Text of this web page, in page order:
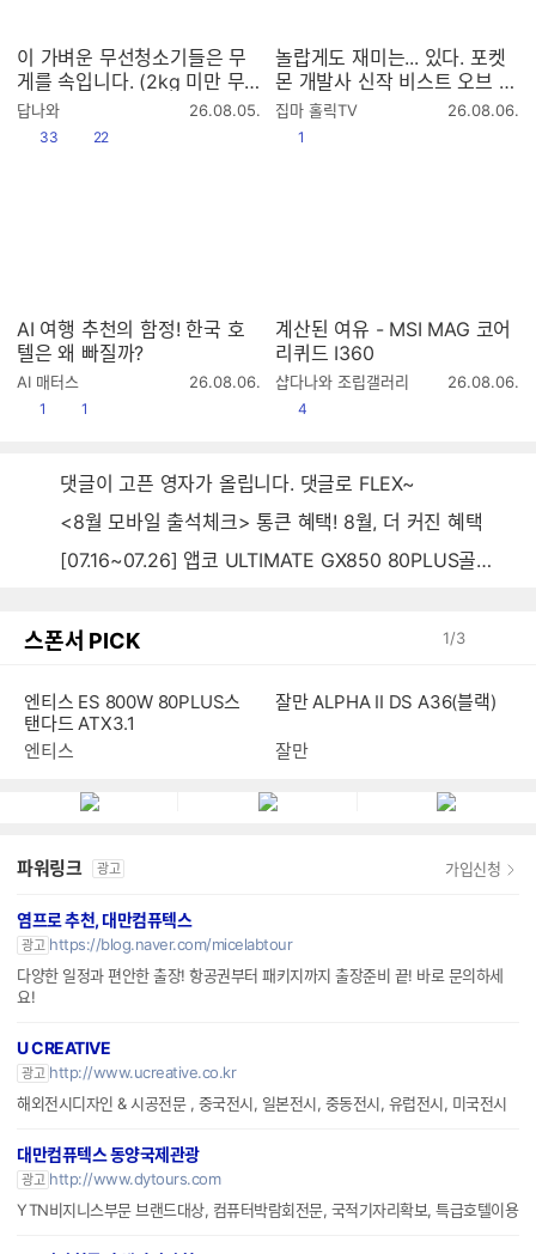
이 가벼운 무선청소기들은 무
게를 속입니다. (2kg 미만 무
선청소기 9종 테스트 1편)
답나와
작
26.08.05.
공감
33 댓글수
22
놀랍게도 재미는... 있다. 포켓
몬 개발사 신작 비스트 오브 리
인카네이션 리뷰
집마 홀릭TV
작
26.08.06.
1
AI 여행 추천의 함정! 한국 호
텔은 왜 빠질까?
AI 매터스
작
26.08.06.
1 1
계산된 여유 - MSI MAG 코어
리퀴드 I360
샵다나와 조립갤러리
작
26.08.06.
공감
4
댓글이 고픈 영자가 올립니다. 댓글로 FLEX~
<8월 모바일 출석체크> 통큰 혜택! 8월, 더 커진 혜택
[07.16~07.26] 앱코 ULTIMATE GX850 80PLUS골드 풀모듈러 ATX3.0 블랙
스폰서 PICK 1/3
엔티스 ES 800W 80PLUS스
탠다드 ATX3.1
엔티스
잘만 ALPHA II DS A36(블랙)
잘만
파워링크 광고 가입신청
염프로 추천, 대만컴퓨텍스
광고 https://blog.naver.com/micelabtour
다양한 일정과 편안한 출장! 항공권부터 패키지까지 출장준비 끝! 바로 문의하세
요!
U CREATIVE
광고 http://www.ucreative.co.kr
해외전시디자인 & 시공전문 , 중국전시, 일본전시, 중동전시, 유럽전시, 미국전시
대만컴퓨텍스 동양국제관광
광고 http://www.dytours.com
YTN비지니스부문 브랜드대상, 컴퓨터박람회전문, 국적기자리확보, 특급호텔이용